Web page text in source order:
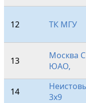
12 ТК МГУ
13
Москва
ЮАО,
14
3х9